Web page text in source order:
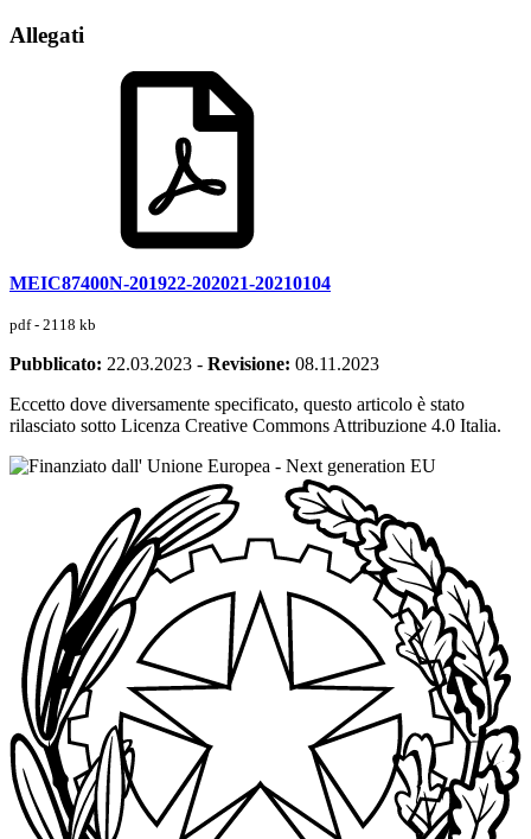
Allegati
MEIC87400N-201922-202021-20210104
pdf - 2118 kb
Pubblicato: 22.03.2023 - Revisione: 08.11.2023
Eccetto dove diversamente specificato, questo articolo è stato
rilasciato sotto Licenza Creative Commons Attribuzione 4.0 Italia.